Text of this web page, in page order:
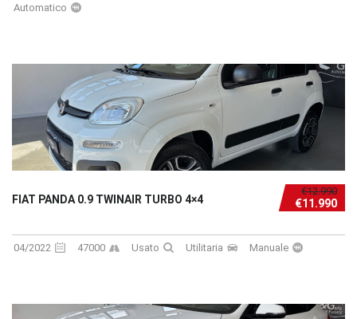
Automatico
€12.990
€11.990
FIAT PANDA 0.9 TWINAIR TURBO 4×4
04/2022 47000 Usato Utilitaria Manuale